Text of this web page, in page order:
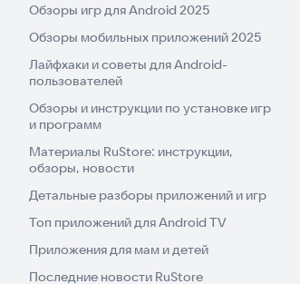
Обзоры игр для Android 2025
Обзоры мобильных приложений 2025
Лайфхаки и советы для Android-
пользователей
Обзоры и инструкции по установке игр
и программ
Материалы RuStore: инструкции,
обзоры, новости
Детальные разборы приложений и игр
Топ приложений для Android TV
Приложения для мам и детей
Последние новости RuStore